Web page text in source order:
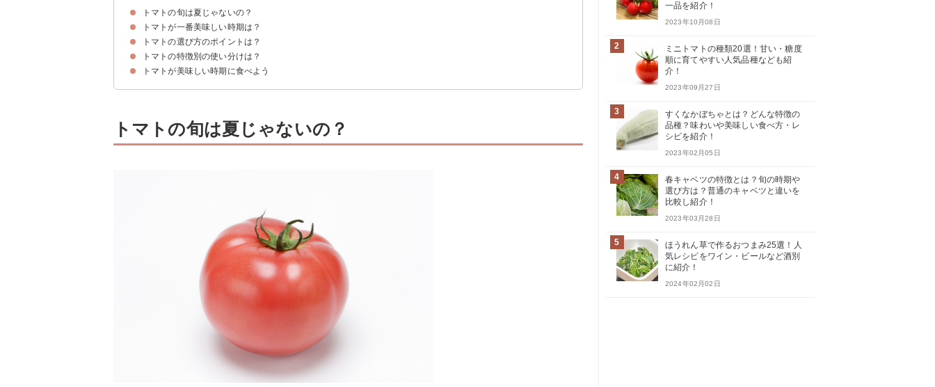
トマトの旬は夏じゃないの？
トマトは夏野菜ではある
旬とされる夏は糖度が上がりにくい
トマトが一番美味しい時期は？
トマトの旬は春か秋〜冬にかけて
トマトの日本での名産地
時期や産地によって異なる旬
トマトの選び方のポイントは？
①つるっとしたきれいな丸み
②濃く鮮やかな赤色
③ヘタが青々している
④お尻に白い筋がある
⑤ずっしりと重たいものを
トマトの特徴別の使い分けは？
日本のピンク系トマトは生食向き
欧米のトマトは加熱向き
トマトが美味しい時期に食べよう
トマトの旬は夏じゃないの？
一品を紹介！
2023年10月08日
2
ミニトマトの種類20選！甘い・糖度
順に育てやすい人気品種なども紹
介！
2023年09月27日
3
すくなかぼちゃとは？どんな特徴の
品種？味わいや美味しい食べ方・レ
シピを紹介！
2023年02月05日
4
春キャベツの特徴とは？旬の時期や
選び方は？普通のキャベツと違いを
比較し紹介！
2023年03月28日
5
ほうれん草で作るおつまみ25選！人
気レシピをワイン・ビールなど酒別
に紹介！
2024年02月02日